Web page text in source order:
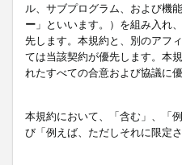
ル、サブプログラム、および機
ー 」といいます。）を組み入れ
先します。本規約と、別のアフ
ては当該契約が優先します。本
れたすべての合意および協議に優
本規約において、「含む」、「
び「例えば、ただしそれに限定